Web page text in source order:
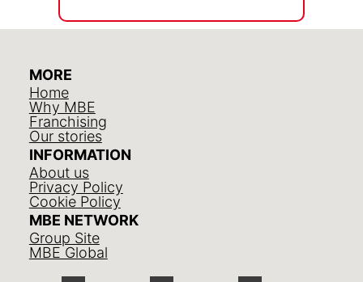
MORE
Home
Why MBE
Franchising
Our stories
INFORMATION
About us
Privacy Policy
Cookie Policy
MBE NETWORK
Group Site
MBE Global